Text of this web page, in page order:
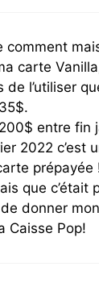
comment
carte
de l’utiliser
entre fin
2022 c’est
prépayée
que c’était
donner
Caisse Pop!